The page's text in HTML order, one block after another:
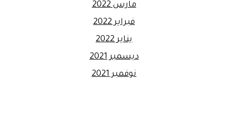
مارس 2022
فبراير 2022
يناير 2022
ديسمبر 2021
نوفمبر 2021